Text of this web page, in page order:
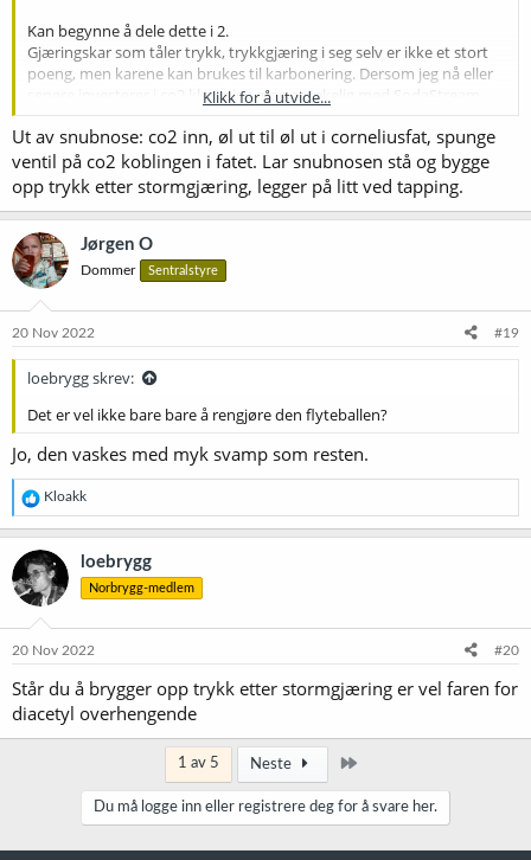
Kan begynne å dele dette i 2.
Gjæringskar som tåler trykk, trykkgjæring i seg selv er ikke et stort
poeng, men karene kan brukes til karbonering. Dersom jeg nå eller
senere investerer i co2 klarer jeg meg antakelig med SodaStream
karbonert øl.
Alternativene synes å være Apollo Snubnose 30L 1200,- og Fermzilla
27L 2nd gen starter kit 560.
Alternativene er Fermzilla Flatbottom 400,- og Allrounder 900,-
Flatbottom har samme funksjon som plastbøtte med PET sine
fordeler bl.a. kran.
men mangler mulighet for å dumpe humle og gjær. Det er mulig det
er noe jeg misser her men når denne er dyrere enn Fermzilla 27L
hvorfor gå for denne?
Veldig dumt spørsmål. Hvordan får man ølet ut av Allrounder,
Snubnose og Fermzilla Conical?
Klikk for å utvide...
Ut av snubnose: co2 inn, øl ut til øl ut i corneliusfat, spunge
ventil på co2 koblingen i fatet. Lar snubnosen stå og bygge
opp trykk etter stormgjæring, legger på litt ved tapping.
Jørgen O
Dommer Sentralstyre
20 Nov 2022 #19
loebrygg skrev:
Det er vel ikke bare bare å rengjøre den flyteballen?
Jo, den vaskes med myk svamp som resten.
R
e
a
k
s
j
o
e
:
Kloakk
loebrygg
Norbrygg-medlem
20 Nov 2022 #20
Står du å brygger opp trykk etter stormgjæring er vel faren for
diacetyl overhengende
1 av 5 Neste
Du må logge inn eller registrere deg for å svare her.